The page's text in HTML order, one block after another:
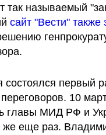
так называемый
сайт "Вести" также
первый
переговоров. 10
главы МИД РФ и
же еще раз.